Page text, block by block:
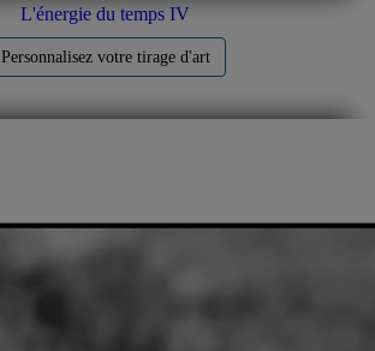
L'énergie du temps IV
Personnalisez votre tirage d'art